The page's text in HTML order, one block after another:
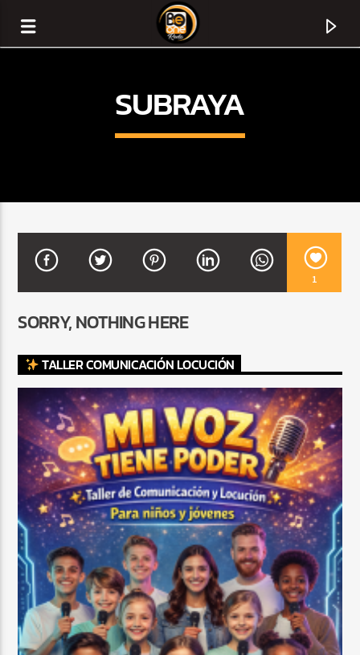
TITLE
CURRENT SHOW
TROPICAL RELAJADO
3:00 AM 6:00 AM
Beone Radio
SUBRAYA
1
SORRY, NOTHING HERE
TALLER COMUNICACIÓN LOCUCIÓN